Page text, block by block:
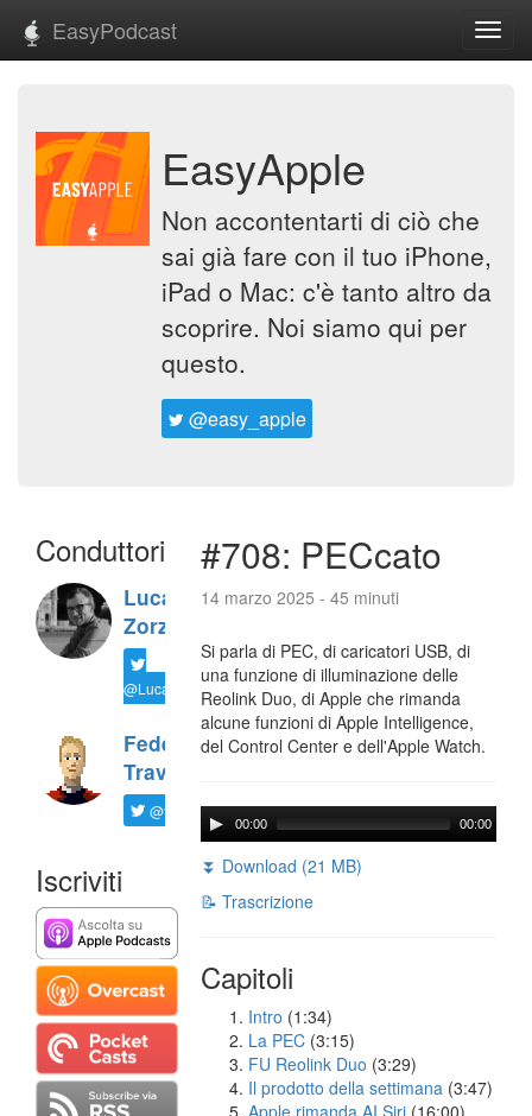
EasyPodcast
EasyApple
Non accontentarti di ciò che
sai già fare con il tuo iPhone,
iPad o Mac: c'è tanto altro da
scoprire. Noi siamo qui per
questo.
@easy_apple
Conduttori
Luca
Zorzi
@LucaTNT
Federico
Travaini
@ftrava
Iscriviti
#708: PECcato
14 marzo 2025 - 45 minuti
Si parla di PEC, di caricatori USB, di
una funzione di illuminazione delle
Reolink Duo, di Apple che rimanda
alcune funzioni di Apple Intelligence,
del Control Center e dell'Apple Watch.
00:00 00:00
⏬ Download (21 MB)
📝 Trascrizione
Capitoli
Intro (1:34)
La PEC (3:15)
FU Reolink Duo (3:29)
Il prodotto della settimana (3:47)
Apple rimanda AI Siri (16:00)